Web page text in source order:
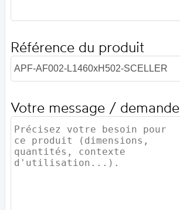
Référence du produit
Votre message / demande